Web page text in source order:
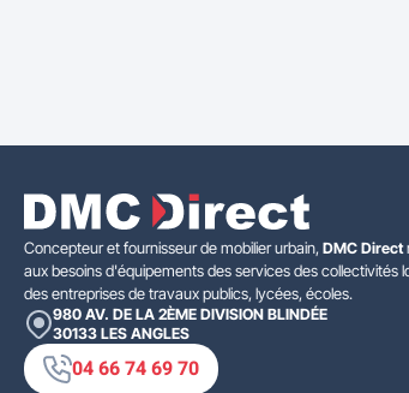
Concepteur et fournisseur de mobilier urbain, DMC Direct
aux besoins d'équipements des services des collectivités
des entreprises de travaux publics, lycées, écoles.
980 AV. DE LA 2ÈME DIVISION BLINDÉE
30133 LES ANGLES
04 66 74 69 70